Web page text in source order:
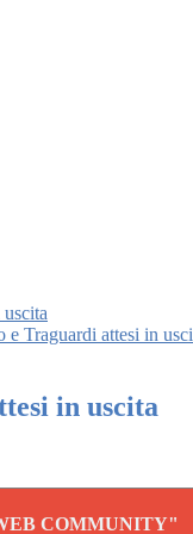
Traguardi attesi in
in uscita
COMMUNITY"